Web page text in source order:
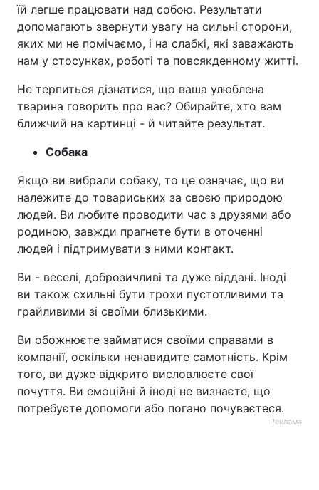
їй легше працювати над собою. Результати
допомагають звернути увагу на сильні сторони,
яких ми не помічаємо, і на слабкі, які заважають
нам у стосунках, роботі та повсякденному житті.
Не терпиться дізнатися, що ваша улюблена
тварина говорить про вас? Обирайте, хто вам
ближчий на картинці - й читайте результат.
Собака
Якщо ви вибрали собаку, то це означає, що ви
належите до товариських за своєю природою
людей. Ви любите проводити час з друзями або
родиною, завжди прагнете бути в оточенні
людей і підтримувати з ними контакт.
Ви - веселі, доброзичливі та дуже віддані. Іноді
ви також схильні бути трохи пустотливими та
грайливими зі своїми близькими.
Ви обожнюєте займатися своїми справами в
компанії, оскільки ненавидите самотність. Крім
того, ви дуже відкрито висловлюєте свої
почуття. Ви емоційні й іноді не визнаєте, що
потребуєте допомоги або погано почуваєтеся.
Реклама